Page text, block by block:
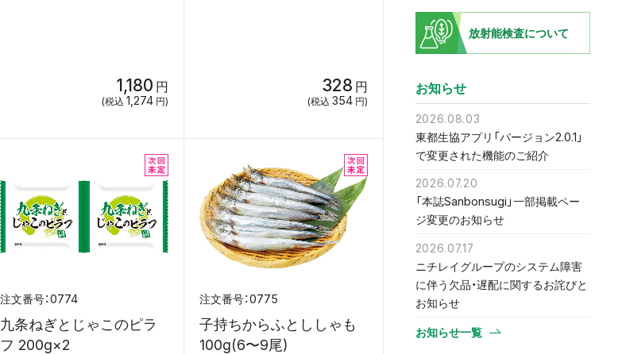
1,180 円
(税込 1,274 円)
328 円
(税込 354 円)
0774
九条ねぎとじゃこのピラ
フ 200g×2
0775
子持ちからふとししゃも
100g(6〜9尾)
放射能検査について
お知らせ
2026.08.03
東都生協アプリ「バージョン2.0.1」
で変更された機能のご紹介
2026.07.20
「本誌Sanbonsugi」一部掲載ペー
ジ変更のお知らせ
2026.07.17
ニチレイグループのシステム障害
に伴う欠品・遅配に関するお詫びと
お知らせ
お知らせ一覧